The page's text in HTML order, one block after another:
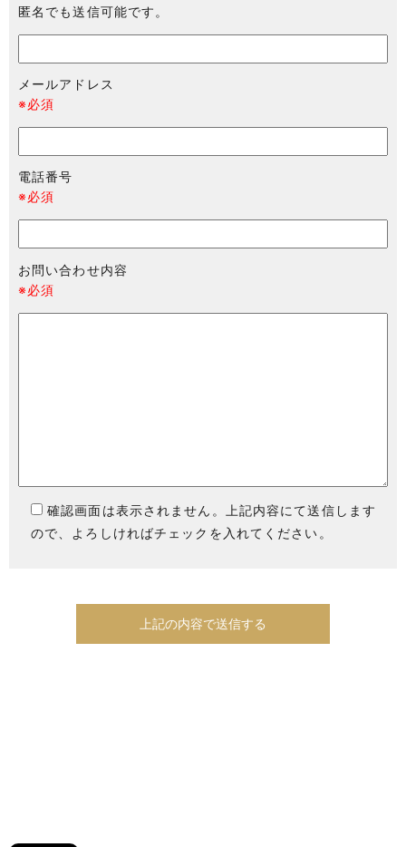
匿名でも送信可能です。
メールアドレス
※必須
電話番号
※必須
お問い合わせ内容
※必須
確認画面は表示されません。上記内容にて送信します
ので、よろしければチェックを入れてください。